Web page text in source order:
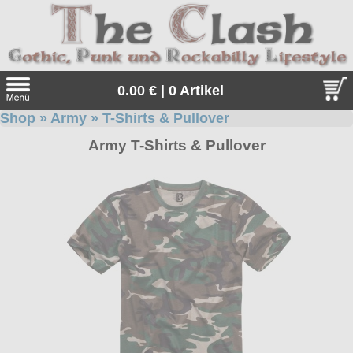
0.00 € | 0 Artikel
Angebote
Sonderangebote
Geschenketipps
Gratis
Kleidung/Gothic
alle Artikel
Girlblusen
Punkrock
Shop » Army » T-Shirts & Pullover
Army T-Shirts & Pullover